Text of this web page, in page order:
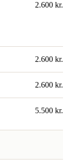
2.600 kr.
2.600 kr.
2.600 kr.
5.500 kr.